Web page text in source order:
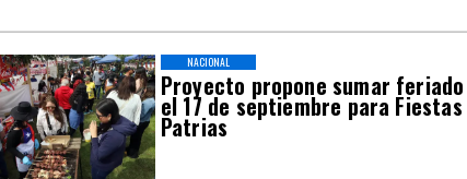
Proyecto propone sumar feriado
el 17 de septiembre para Fiestas
Patrias
NACIONAL